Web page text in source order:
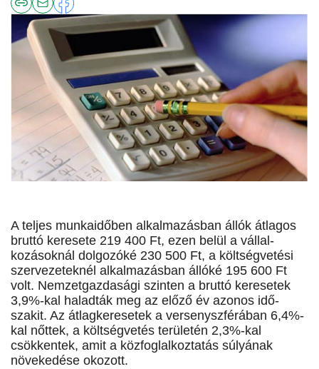
A teljes munkaidőben alkalmazásban állók átlagos
bruttó keresete 219 400 Ft, ezen belül a vállal­
kozásoknál dolgozóké 230 500 Ft, a költségvetési
szervezeteknél alkalmazásban állóké 195 600 Ft
volt. Nem­zetgazdasági szinten a bruttó keresetek
3,9%-kal haladták meg az előző év azonos idő­
szakit. Az át­lag­­keresetek a versenyszférában 6,4%-
kal nőttek, a költségvetés területén 2,3%-kal
csökkentek, amit a közfoglalkoztatás súlyának
növekedése okozott.